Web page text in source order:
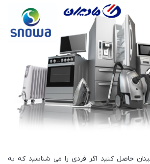
حاصل کنید اگر فردی را می شناسید که به